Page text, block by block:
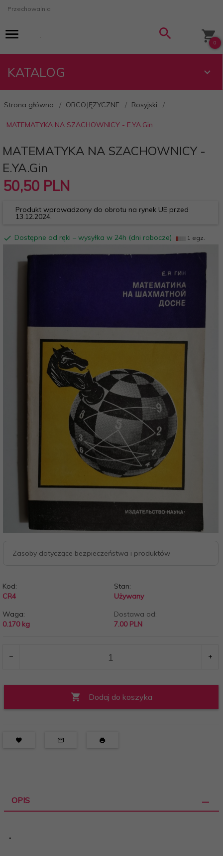
Przechowalnia
0
KATALOG
Strona główna OBCOJĘZYCZNE Rosyjski
MATEMATYKA NA SZACHOWNICY - E.YA.Gin
MATEMATYKA NA SZACHOWNICY -
E.YA.Gin
50,50 PLN
Produkt wprowadzony do obrotu na rynek UE przed
13.12.2024.
Dostępne od ręki – wysyłka w 24h (dni robocze) 1 egz.
Zasoby dotyczące bezpieczeństwa i produktów
Kod:
CR4
Stan:
Używany
Waga:
0.170 kg
Dostawa od:
7.00 PLN
Dodaj do koszyka
OPIS
.